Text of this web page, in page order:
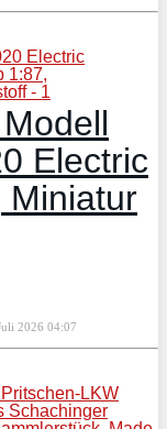
Electric
Miniatur
2026 04:07